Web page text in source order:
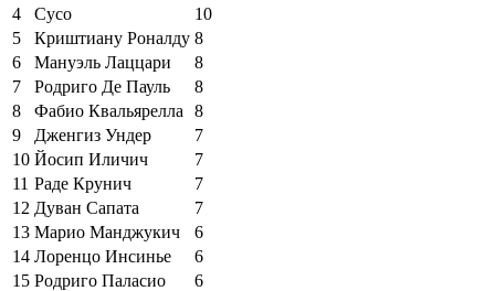
4
Сусо
10
5
Криштиану Роналду 8
6
Мануэль Лаццари
8
7
Родриго Де Пауль
8
8
Фабио Квальярелла
8
9
Дженгиз Ундер
7
10 Йосип Иличич
7
11 Раде Крунич
7
12 Дуван Сапата
7
13 Марио Манджукич
6
14 Лоренцо Инсинье
6
15 Родриго Паласио 6